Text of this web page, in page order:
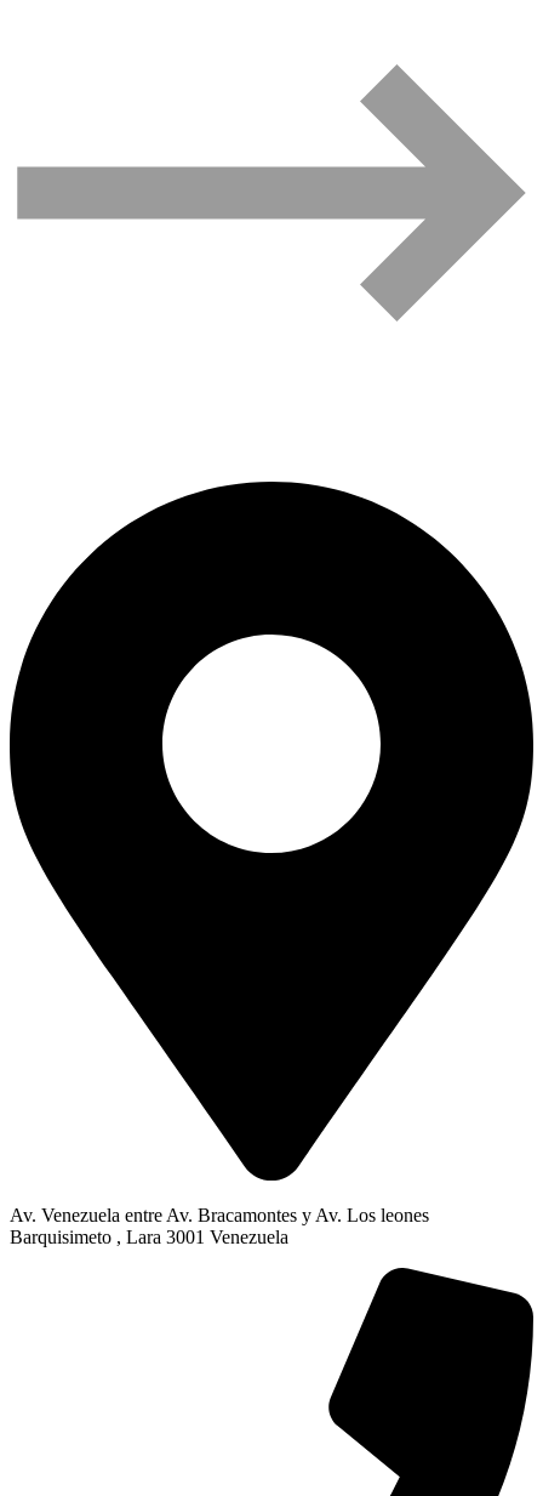
Av. Venezuela entre Av. Bracamontes y Av. Los leones
Barquisimeto , Lara 3001 Venezuela